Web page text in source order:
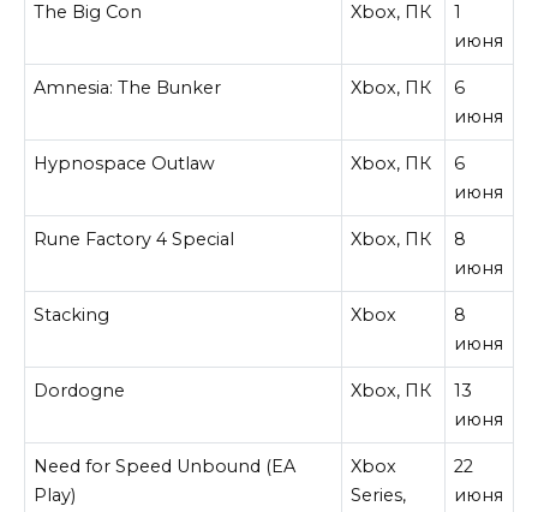
The Big Con Xbox, ПК
1
июня
Amnesia: The Bunker Xbox, ПК
6
июня
Hypnospace Outlaw Xbox, ПК
6
июня
Rune Factory 4 Special Xbox, ПК
8
июня
Stacking Xbox
8
июня
Dordogne Xbox, ПК
13
июня
Need for Speed Unbound (EA
Play)
Xbox
Series,
22
июня